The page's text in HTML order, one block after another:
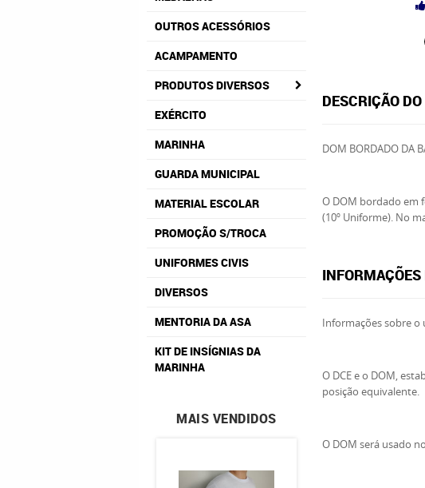
OUTROS ACESSÓRIOS
ACAMPAMENTO
PRODUTOS DIVERSOS
EXÉRCITO
MARINHA
GUARDA MUNICIPAL
MATERIAL ESCOLAR
PROMOÇÃO S/TROCA
UNIFORMES CIVIS
DIVERSOS
MENTORIA DA ASA
KIT DE INSÍGNIAS DA
MARINHA
MAIS VENDIDOS
DESCRIÇÃO
DOM BORDADO DA
O DOM bordado em
(10º Uniforme). No
Informações
O DCE e o DOM,
posição equivalente.
O DOM será usado